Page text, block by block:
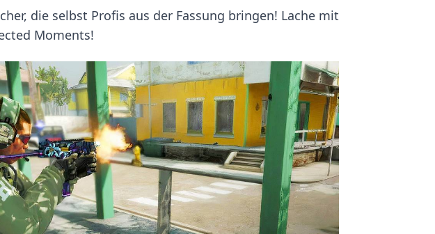
die selbst Profis aus der Fassung bringen! Lache mit
Moments!